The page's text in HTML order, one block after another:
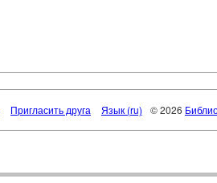
Пригласить друга Язык (ru) © 2026